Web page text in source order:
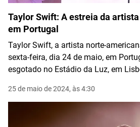
Taylor Swift: A estreia da
em Portugal
Taylor Swift, a artista norte-
sexta-feira, dia 24 de maio, em
esgotado no Estádio da Luz, em
reuniu aproximadamente 64 mil
Luz, segundo a porta-voz da artista.
25 de maio de 2024, às 4:30